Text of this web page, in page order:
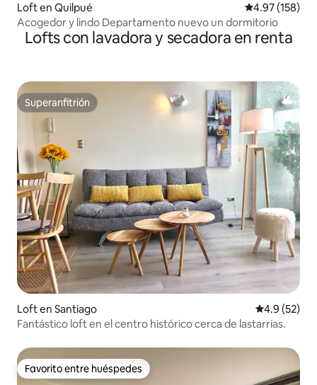
Loft en Quilpué Calificación
4.97 (158)
Acogedor y lindo Departamento nuevo un dormitorio
Lofts con lavadora y secadora en renta
Superanfitrión
Superanfitrión
Loft en Santiago Calificación
4.9 (52)
Fantástico loft en el centro histórico cerca de lastarrias.
Favorito entre huéspedes
Favorito entre huéspedes